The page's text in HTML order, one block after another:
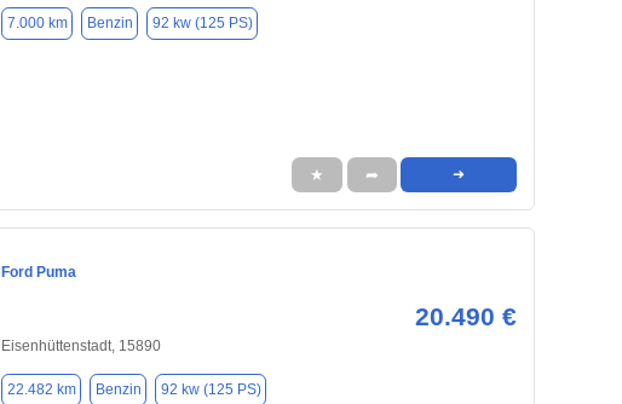
7.000 km Benzin 92 kw (125 PS)
★ ➦ ➜
Ford Puma
20.490 €
Eisenhüttenstadt, 15890
22.482 km Benzin 92 kw (125 PS)